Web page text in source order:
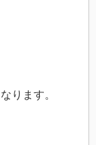
ります。